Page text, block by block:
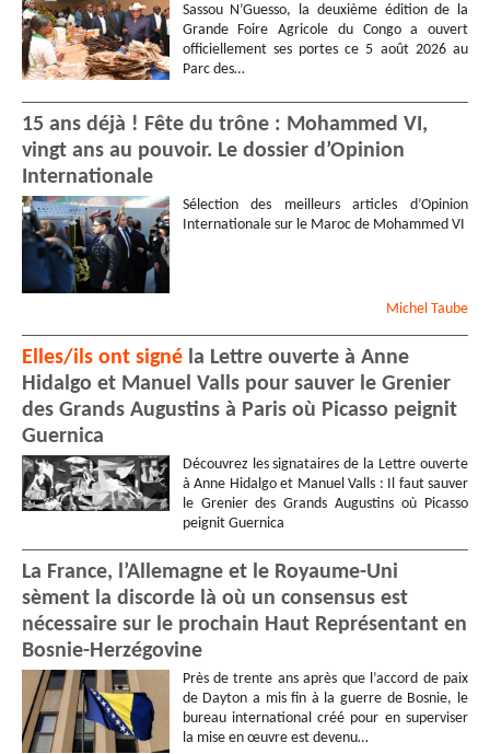
Sassou N’Guesso, la deuxième édition de la
Grande Foire Agricole du Congo a ouvert
officiellement ses portes ce 5 août 2026 au
Parc des…
15 ans déjà ! Fête du trône : Mohammed VI,
vingt ans au pouvoir. Le dossier d’Opinion
Internationale
Sélection des meilleurs articles d’Opinion
Internationale sur le Maroc de Mohammed VI
Michel Taube
Elles/ils ont signé la Lettre ouverte à Anne
Hidalgo et Manuel Valls pour sauver le Grenier
des Grands Augustins à Paris où Picasso peignit
Guernica
Découvrez les signataires de la Lettre ouverte
à Anne Hidalgo et Manuel Valls : Il faut sauver
le Grenier des Grands Augustins où Picasso
peignit Guernica
La France, l’Allemagne et le Royaume-Uni
sèment la discorde là où un consensus est
nécessaire sur le prochain Haut Représentant en
Bosnie-Herzégovine
Près de trente ans après que l’accord de paix
de Dayton a mis fin à la guerre de Bosnie, le
bureau international créé pour en superviser
la mise en œuvre est devenu…